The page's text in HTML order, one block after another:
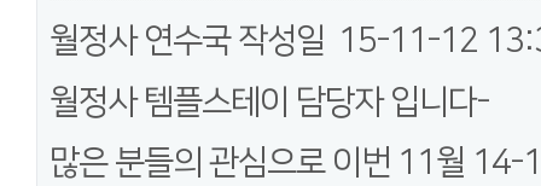
월정사 연수국작성일 15-11-12
월정사 템플스테이 담당자 입니다-
많은 분들의 관심으로 이번 11월